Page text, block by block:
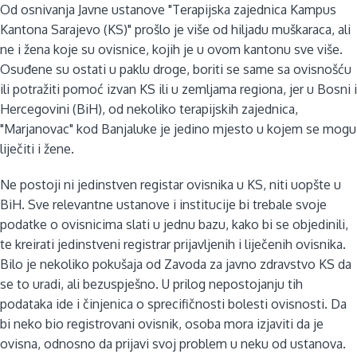
Od osnivanja Javne ustanove "Terapijska zajednica Kampus
Kantona Sarajevo (KS)" prošlo je više od hiljadu muškaraca, ali
ne i žena koje su ovisnice, kojih je u ovom kantonu sve više.
Osuđene su ostati u paklu droge, boriti se same sa ovisnošću
ili potražiti pomoć izvan KS ili u zemljama regiona, jer u Bosni i
Hercegovini (BiH), od nekoliko terapijskih zajednica,
"Marjanovac" kod Banjaluke je jedino mjesto u kojem se mogu
liječiti i žene.
Ne postoji ni jedinstven registar ovisnika u KS, niti uopšte u
BiH. Sve relevantne ustanove i institucije bi trebale svoje
podatke o ovisnicima slati u jednu bazu, kako bi se objedinili,
te kreirati jedinstveni registrar prijavljenih i liječenih ovisnika.
Bilo je nekoliko pokušaja od Zavoda za javno zdravstvo KS da
se to uradi, ali bezuspješno. U prilog nepostojanju tih
podataka ide i činjenica o sprecifičnosti bolesti ovisnosti. Da
bi neko bio registrovani ovisnik, osoba mora izjaviti da je
ovisna, odnosno da prijavi svoj problem u neku od ustanova.